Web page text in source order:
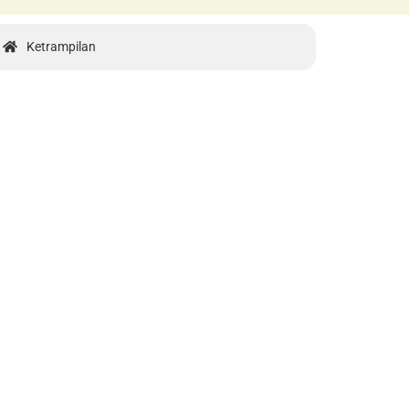
Ketrampilan